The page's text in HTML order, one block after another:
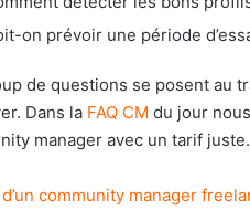
on prévoir une période
de questions se posent au
Dans la FAQ CM du jour
manager avec un tarif juste.
community manager